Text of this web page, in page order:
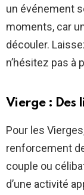
un événement
moments, car
découler.
n’hésitez pas à
Vierge : Des
Pour les
renforcement
couple ou
d’une activité